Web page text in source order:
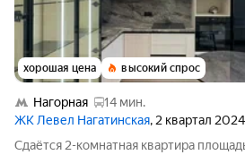
хорошая цена высокий спрос
Нагорная
14 мин.
ЖК Левел Нагатинская, 2 квартал 2024
Сдаётся 2-комнатная квартира